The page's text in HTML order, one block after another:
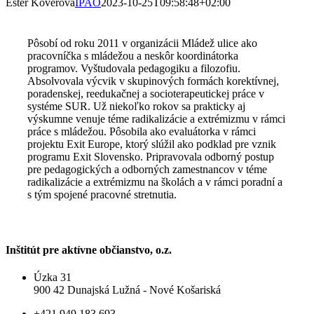
Pôsobí od roku 2011 v organizácii Mládež ulice ako
pracovníčka s mládežou a neskôr koordinátorka
programov. Vyštudovala pedagogiku a filozofiu.
Absolvovala výcvik v skupinových formách korektívnej,
poradenskej, reedukačnej a socioterapeutickej práce v
systéme SUR. Už niekoľko rokov sa prakticky aj
výskumne venuje téme radikalizácie a extrémizmu v rámci
práce s mládežou. Pôsobila ako evaluátorka v rámci
projektu Exit Europe, ktorý slúžil ako podklad pre vznik
programu Exit Slovensko. Pripravovala odborný postup
pre pedagogických a odborných zamestnancov v téme
radikalizácie a extrémizmu na školách a v rámci poradní a
s tým spojené pracovné stretnutia.
Inštitút pre aktívne občianstvo, o.z.
Úzka 31
900 42 Dunajská Lužná - Nové Košariská